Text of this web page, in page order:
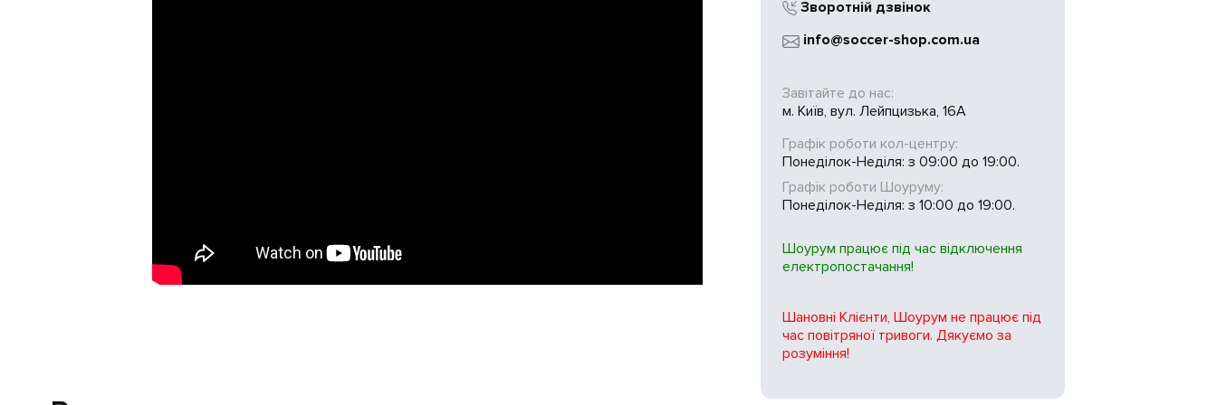
Зворотній дзвінок
info@soccer-shop.com.ua
Завітайте до нас:
м. Київ, вул. Лейпцизька, 16А
Графік роботи кол-центру:
Понеділок-Неділя: з 09:00 до 19:00.
Графік роботи Шоуруму:
Понеділок-Неділя: з 10:00 до 19:00.
Шоурум працює під час відключення
електропостачання!
Шановні Клієнти, Шоурум не працює під
час повітряної тривоги. Дякуємо за
розуміння!